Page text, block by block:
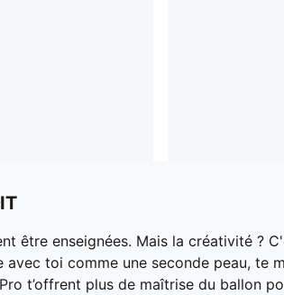
être enseignées. Mais la créativité ?
avec toi comme une seconde peau,
t’offrent plus de maîtrise du ballon